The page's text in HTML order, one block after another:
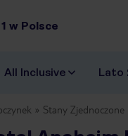
1 w Polsce
All Inclusive Lato
Stany Zjednoczone